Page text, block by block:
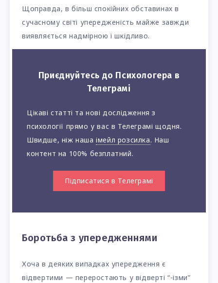
Щоправда, в більш спокійних обставинах в
сучасному світі упередженість майже завжди
виявляється надмірною і шкідливо.
Приєднуйтесь до Психологера в
Телеграмі
Цікаві статті та нові дослідження з
психології прямо у вас в Телеграмі щодня.
Швидше, ніж нашаімейл розсилка. Наш
контент на 100% безплатний.
Підписатися в Телеграмі
Боротьба з упередженнями
Хоча в деяких випадках упередження є
відвертими — переростають у відверті “-ізми”